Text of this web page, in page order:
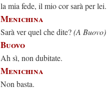
la mia fede, il mio cor sarà per lei.
Menichina
Sarà ver quel che dite?(A Buovo)
Buovo
Ah sì, non dubitate.
Menichina
Non basta.